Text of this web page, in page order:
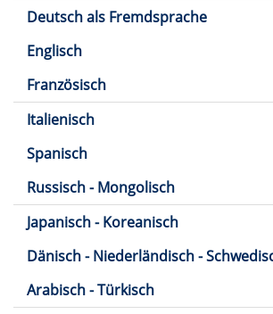
Deutsch als Fremdsprache
Englisch
Französisch
Italienisch
Spanisch
Russisch - Mongolisch
Japanisch - Koreanisch
Dänisch - Niederländisch -
Arabisch - Türkisch